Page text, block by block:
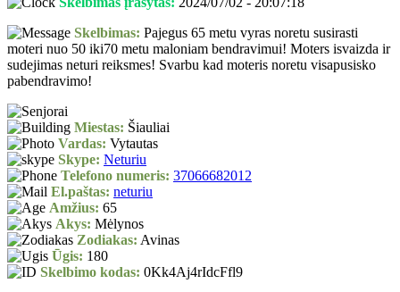
Skelbimas: Pajegus 65 metu vyras noretu susirasti
moteri nuo 50 iki70 metu maloniam bendravimui! Moters isvaizda ir
sudejimas neturi reiksmes! Svarbu kad moteris noretu visapusisko
pabendravimo!
Miestas: Šiauliai
Vardas: Vytautas
Skype: Neturiu
Telefono numeris: 37066682012
El.paštas: neturiu
Amžius: 65
Akys: Mėlynos
Zodiakas: Avinas
Ūgis: 180
Skelbimo kodas: 0Kk4Aj4rIdcFfl9